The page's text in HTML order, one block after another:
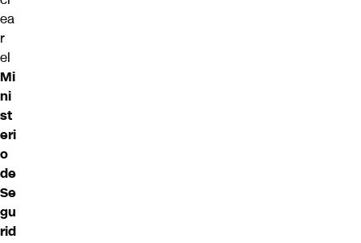
ea
r
el
Mi
ni
st
eri
o
de
Se
gu
rid